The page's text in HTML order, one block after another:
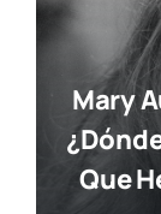
Mary
Que